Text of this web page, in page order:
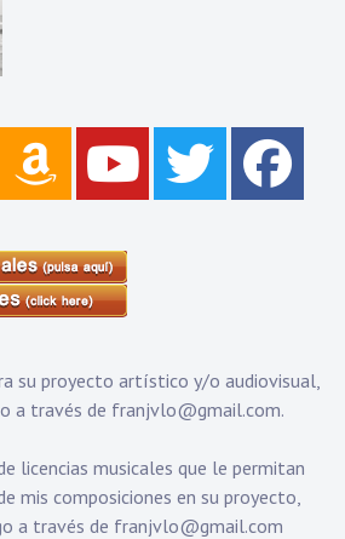
su proyecto artístico y/o audiovisual,
a través de franjvlo@gmail.com.
licencias musicales que le permitan
mis composiciones en su proyecto,
a través de franjvlo@gmail.com